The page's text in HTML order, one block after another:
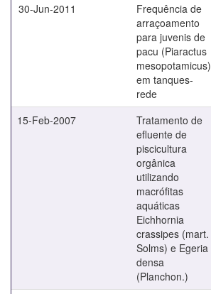
30-Jun-2011
Frequência de
arraçoamento
para juvenis de
pacu (Piaractus
mesopotamicus)
em tanques-
rede
15-Feb-2007
Tratamento de
efluente de
piscicultura
orgânica
utilizando
macrófitas
aquáticas
Eichhornia
crassipes (mart.
Solms) e Egeria
densa
(Planchon.)